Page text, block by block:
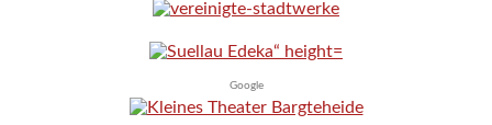
Google